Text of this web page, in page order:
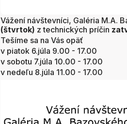
Vážení návštevníci, Galéria M.A.
(štvrtok) z technických príčin
Tešíme sa na Vás opäť
v piatok 6.júla 9.00 - 17.00
v sobotu 7.júla 10.00 - 17.00
v nedeľu 8.júla 11.00 - 17.00